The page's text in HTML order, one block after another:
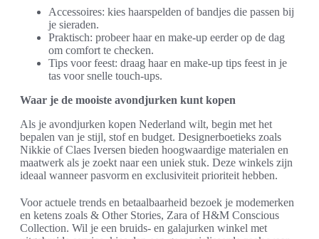
Accessoires: kies haarspelden of bandjes die passen bij
je sieraden.
Praktisch: probeer haar en make-up eerder op de dag
om comfort te checken.
Tips voor feest: draag haar en make-up tips feest in je
tas voor snelle touch-ups.
Waar je de mooiste avondjurken kunt kopen
Als je avondjurken kopen Nederland wilt, begin met het
bepalen van je stijl, stof en budget. Designerboetieks zoals
Nikkie of Claes Iversen bieden hoogwaardige materialen en
maatwerk als je zoekt naar een uniek stuk. Deze winkels zijn
ideaal wanneer pasvorm en exclusiviteit prioriteit hebben.
Voor actuele trends en betaalbaarheid bezoek je modemerken
en ketens zoals & Other Stories, Zara of H&M Conscious
Collection. Wil je een bruids- en galajurken winkel met